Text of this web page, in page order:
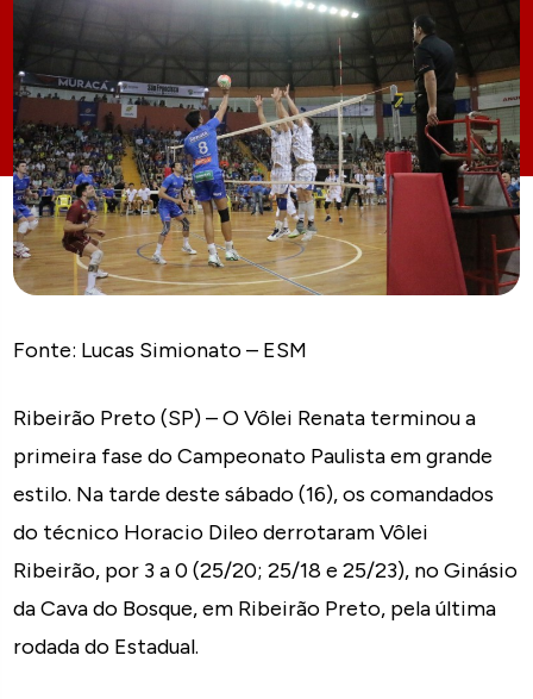
Fonte: Lucas Simionato – ESM
Ribeirão Preto (SP) – O Vôlei Renata terminou a
primeira fase do Campeonato Paulista em grande
estilo. Na tarde deste sábado (16), os comandados
do técnico Horacio Dileo derrotaram Vôlei
Ribeirão, por 3 a 0 (25/20; 25/18 e 25/23), no Ginásio
da Cava do Bosque, em Ribeirão Preto, pela última
rodada do Estadual.